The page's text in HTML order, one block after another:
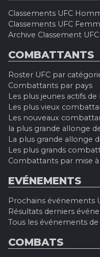
Classements UFC
Classements UFC
Archive Classement UFC
COMBATTANTS
Roster UFC par
Combattants par pays
Les plus jeunes actifs de
Les plus vieux
Les nouveaux
la plus grande allonge
La plus grande allonge
Les plus grands
Combattants par mise
EVÉNEMENTS
Prochains événements
Résultats derniers
Tous les événements de
COMBATS